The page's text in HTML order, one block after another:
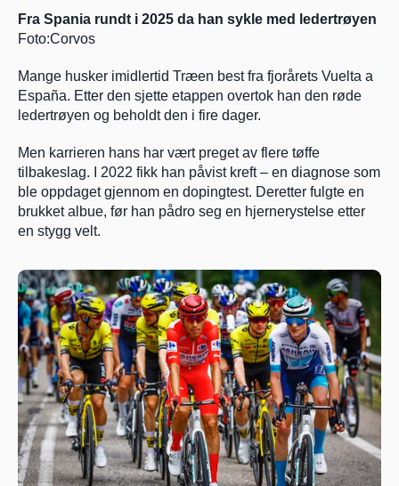
Foto:Corvos
Mange husker imidlertid Træen best fra fjorårets Vuelta a
España. Etter den sjette etappen overtok han den røde
ledertrøyen og beholdt den i fire dager.
Men karrieren hans har vært preget av flere tøffe
tilbakeslag. I 2022 fikk han påvist kreft – en diagnose som
ble oppdaget gjennom en dopingtest. Deretter fulgte en
brukket albue, før han pådro seg en hjernerystelse etter
en stygg velt.